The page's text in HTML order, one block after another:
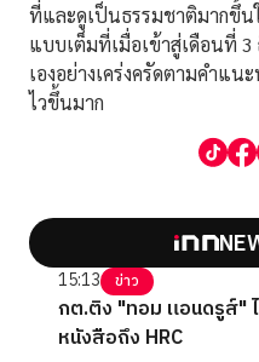
ที่และดูเป็นธรรมชาติมากขึ้
แบบเต็มที่เมื่อเข้าสู่เดือนที่
เองอย่างเคร่งครัดตามคำแ
ไวขึ้นมาก
15:13 ข่าว
กต.ติง "ทอม แอนดรูส์"
หนังสือถึง HRC